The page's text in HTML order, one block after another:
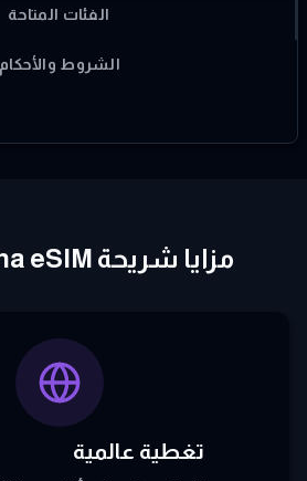
الفئات المتاحة
الشروط والأحكام
مزايا شريحة Refillarena eSIM
تغطية عالمية